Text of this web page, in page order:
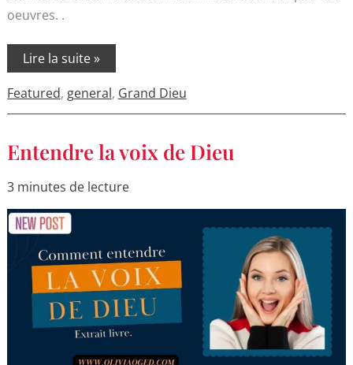
oeuvres. .
Lire la suite »
Featured, general, Grand Dieu
Entendre la voix de Dieu
3 minutes de lecture
Entendre
la
de
Dieu